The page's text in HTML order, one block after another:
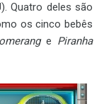
Quatro deles são
os cinco bebês
e Piranha